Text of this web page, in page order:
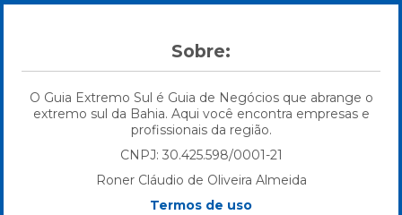
Sobre:
O Guia Extremo Sul é Guia de Negócios que abrange o
extremo sul da Bahia. Aqui você encontra empresas e
profissionais da região.
CNPJ: 30.425.598/0001-21
Roner Cláudio de Oliveira Almeida
Termos de uso